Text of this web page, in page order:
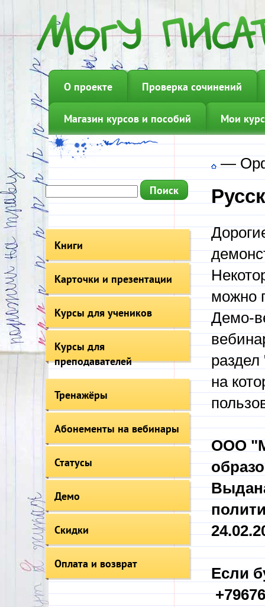
О проекте Проверка сочинений
Магазин курсов и пособий Мои
Книги
Карточки и презентации
Курсы для учеников
Курсы для
преподавателей
Тренажёры
Абонементы на вебинары
Статусы
Демо
Скидки
Оплата и возврат
—
можно
Демо-
на
ООО
Если